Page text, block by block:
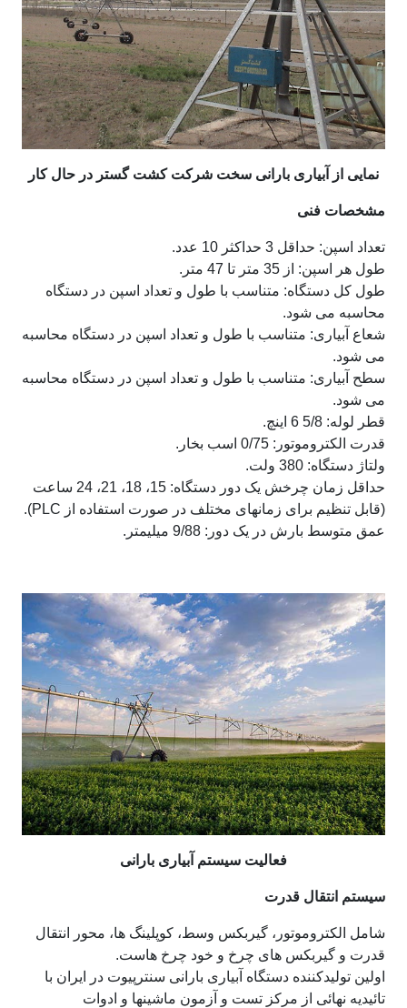
نمایی از آبیاری بارانی سخت شرکت کشت گستر در حال کار
مشخصات فنی
تعداد اسپن: حداقل 3 حداکثر 10 عدد.
طول هر اسپن: از 35 متر تا 47 متر.
طول کل دستگاه: متناسب با طول و تعداد اسپن در دستگاه
محاسبه می شود.
شعاع آبیاری: متناسب با طول و تعداد اسپن در دستگاه محاسبه
می شود.
سطح آبیاری: متناسب با طول و تعداد اسپن در دستگاه محاسبه
می شود.
قطر لوله: 5/8 6 اینچ.
قدرت الکتروموتور: 0/75 اسب بخار.
ولتاژ دستگاه: 380 ولت.
حداقل زمان چرخش یک دور دستگاه: 15، 18، 21، 24 ساعت
(قابل تنظیم برای زمانهای مختلف در صورت استفاده از PLC).
عمق متوسط بارش در یک دور: 9/88 میلیمتر.
فعالیت سیستم آبیاری بارانی
سیستم انتقال قدرت
شامل الکتروموتور، گیربکس وسط، کوپلینگ ها، محور انتقال
قدرت و گیربکس های چرخ و خود چرخ هاست.
اولین تولیدکننده دستگاه آبیاری بارانی سنترپیوت در ایران با
تائیدیه نهائی از مرکز تست و آزمون ماشینها و ادوات